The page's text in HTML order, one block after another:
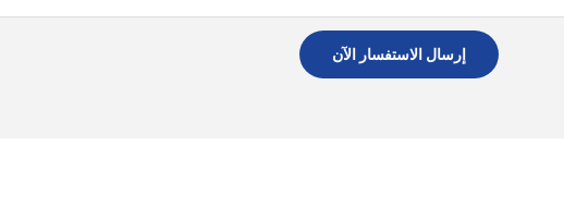
إرسال الاستفسار الآن